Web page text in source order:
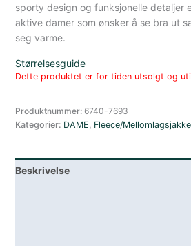
sporty design og funksjonelle detaljer
aktive damer som ønsker å se bra ut
seg varme.
Størrelsesguide
Dette produktet er for tiden utsolgt og
Produktnummer: 6740-7693
Kategorier: DAME, Fleece/
Beskrivelse